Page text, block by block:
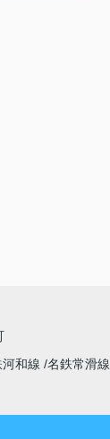
和線 名鉄常滑線